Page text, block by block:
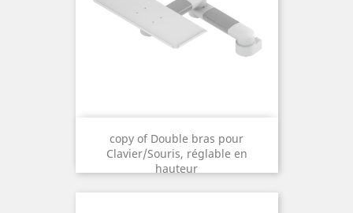
copy of Double bras pour
Clavier/Souris, réglable en
hauteur